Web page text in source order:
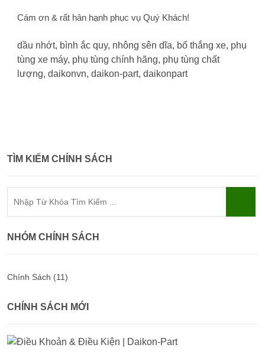
TÌM KIẾM CHÍNH SÁCH
NHÓM CHÍNH SÁCH
Chính Sách (11)
CHÍNH SÁCH MỚI
Cám ơn & rất hân hạnh phục vụ Quý Khách!
dầu nhớt, bình ắc quy, nhông sên dĩa, bố thắng xe, phụ
tùng xe máy, phụ tùng chính hãng, phụ tùng chất
lượng, daikonvn, daikon-part, daikonpart